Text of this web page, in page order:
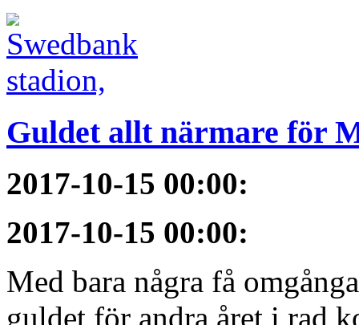
Guldet allt närmare för
2017-10-15 00:00:
2017-10-15 00:00:
Med bara några få
guldet för andra året i rad